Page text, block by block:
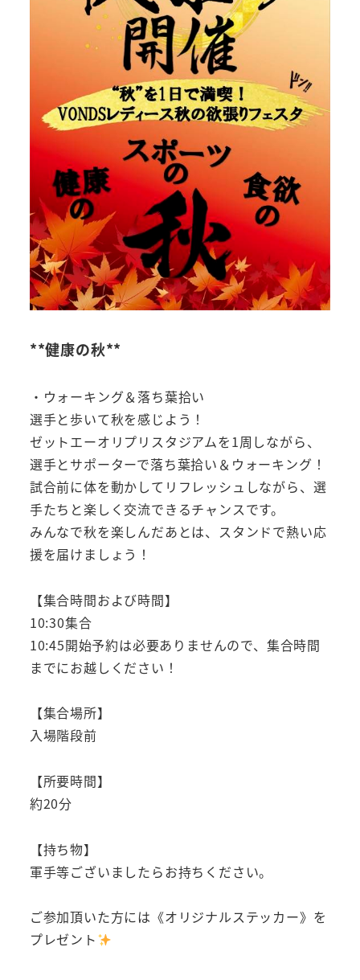
**健康の秋**
・ウォーキング＆落ち葉拾い
選手と歩いて秋を感じよう！
ゼットエーオリプリスタジアムを1周しながら、
選手とサポーターで落ち葉拾い＆ウォーキング！
試合前に体を動かしてリフレッシュしながら、選
手たちと楽しく交流できるチャンスです。
みんなで秋を楽しんだあとは、スタンドで熱い応
援を届けましょう！
【集合時間および時間】
10:30集合
10:45開始予約は必要ありませんので、集合時間
までにお越しください！
【集合場所】
入場階段前
【所要時間】
約20分
【持ち物】
軍手等ございましたらお持ちください。
ご参加頂いた方には《オリジナルステッカー》を
プレゼント